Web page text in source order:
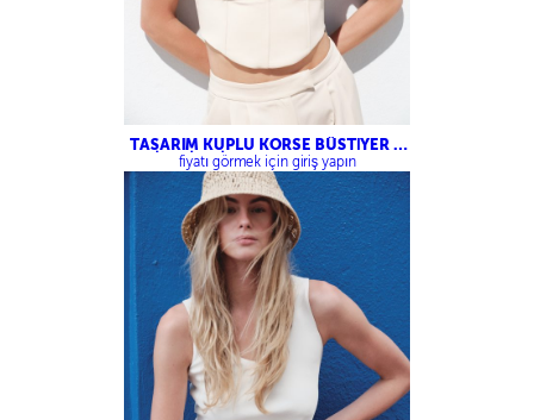
TASARIM KUPLU KORSE BÜSTİYER –
ÇİFT PİLELİ PALAZZO PANTOLON
fiyatı görmek için giriş yapın